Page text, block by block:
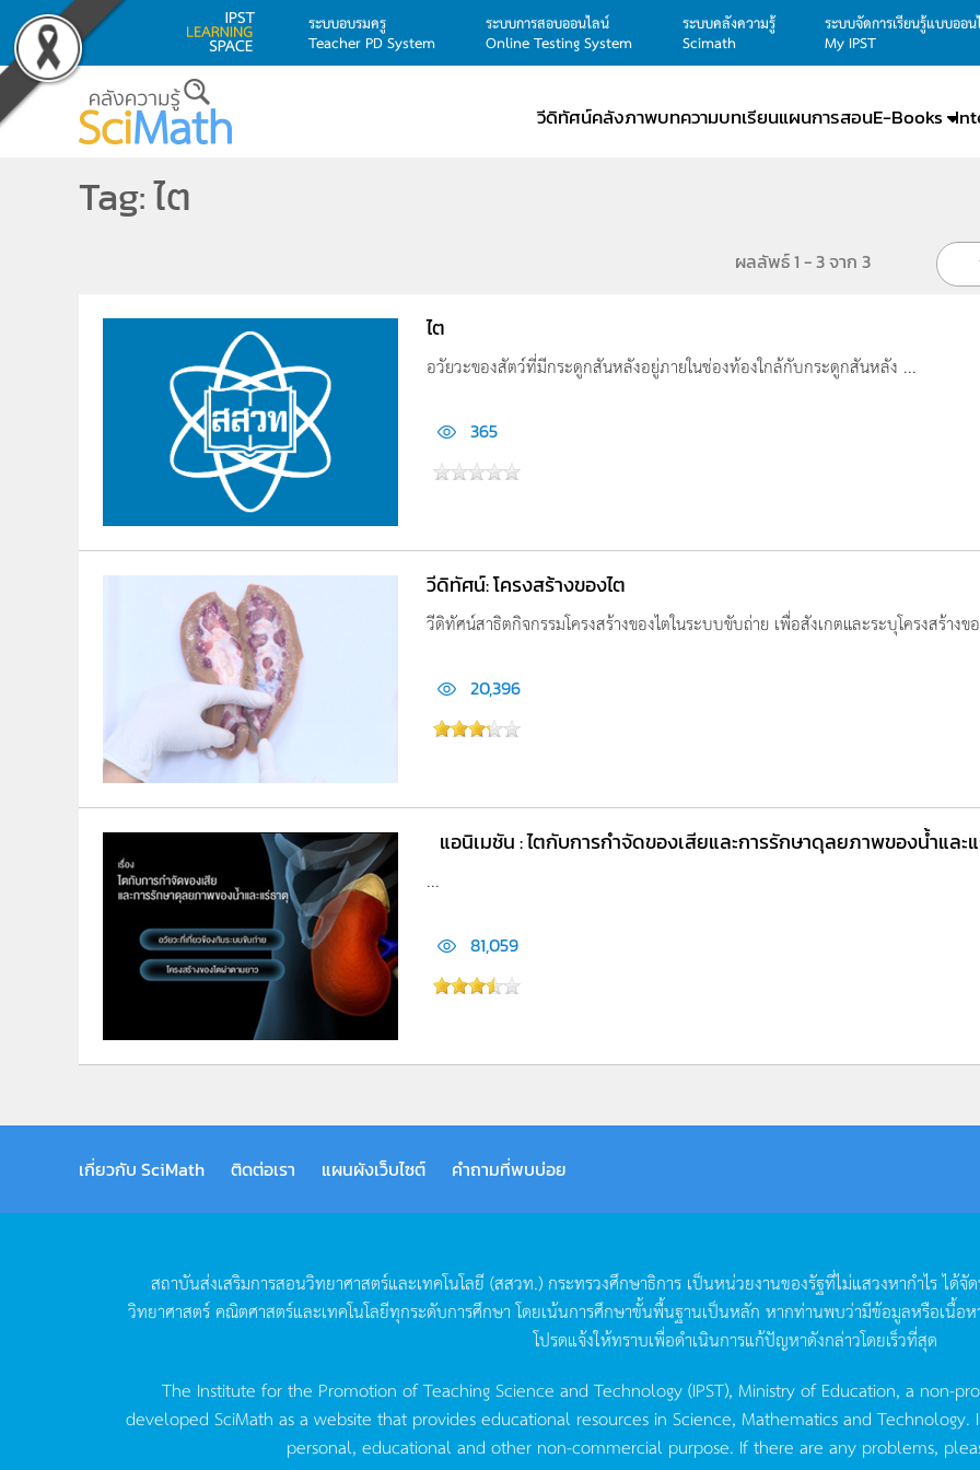
Skip to main content
ระบบอบรมครู
Teacher PD System
ระบบการสอบออนไลน์
Online Testing System
ระบบคลังความรู้
Scimath
ระบบจัดการเรียนรู้แบบออ
My IPST
วีดิทัศน์คลังภาพบทความบทเรียนแผนการสอนE-Books
Tag: ไต
ผลลัพธ์ 1 - 3 จาก 3
ไต
อวัยวะของสัตว์ที่มีกระดูกสันหลังอยู่ภายในช่องท้องใกล้กับกระดูกสันหลัง ...
365
วีดิทัศน์: โครงสร้างของไต
วีดิทัศน์สาธิตกิจกรรมโครงสร้างของไตในระบบขับถ่าย เพื่อสังเกตและระบุโครงสร้างข
20,396
แอนิเมชัน : ไตกับการกำจัดของเสียและการรักษาดุลยภาพของน้ำและ
...
81,059
เกี่ยวกับ SciMath ติดต่อเรา แผนผังเว็บไซต์ คำถามที่พบบ่อย
สถาบันส่งเสริมการสอนวิทยาศาสตร์และเทคโนโลยี (สสวท.) กระทรวงศึกษาธิการ เป็นหน่วยงานของรัฐที่ไม่แสวงหากำไรได้จั
วิทยาศาสตร์คณิตศาสตร์และเทคโนโลยีทุกระดับการศึกษา โดยเน้นการศึกษาขั้นพื้นฐานเป็นหลัก หากท่านพบว่ามีข้อมูลหรือเนื้อห
โปรดแจ้งให้ทราบเพื่อดำเนินการแก้ปัญหาดังกล่าวโดยเร็วที่สุด
The Institute for the Promotion of Teaching Science and Technology (IPST), Ministry of Education, a non-
developed SciMath as a website that provides educational resources in Science, Mathematics and Technology.
personal, educational and other non-commercial purpose. If there are any problems,